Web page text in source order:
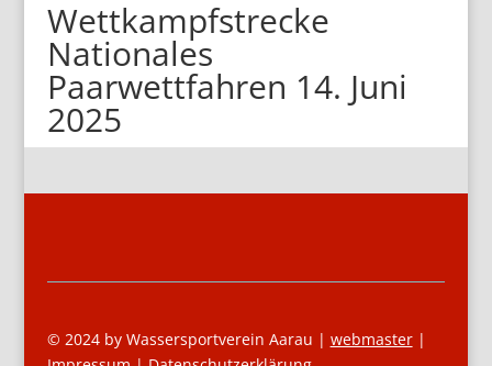
Wettkampfstrecke
Nationales
Paarwettfahren 14. Juni
2025
© 2024 by Wassersportverein Aarau | webmaster|